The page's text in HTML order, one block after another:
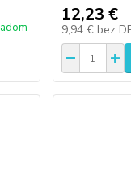
12,23 €
9,94 € bez